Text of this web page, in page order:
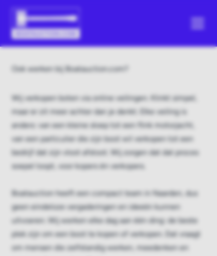
Ook werken bij Boatauction.com?
Wij verkopen boten via online veilingen. Klinkt simpel,
maar er zit meer achter dan je denkt. Elke veiling is
anders: van een kleine sloep tot een flink motorjacht,
van een particulier die zijn boot wil verkopen tot een
bedrijf dat zijn vloot afstoot. Wij zorgen dat dat proces
soepel loopt, voor kopers én verkopers.
Boatauction heeft een compact team in Naarden, dus
geen eindeloze vergaderingen en ideeën kunnen
uitvoeren. Wij werken elke dag aan één ding: de beste
plek zijn om een boot te kopen of verkopen. Dat vraagt
om mensen die zelfstandig werken, meedenken en